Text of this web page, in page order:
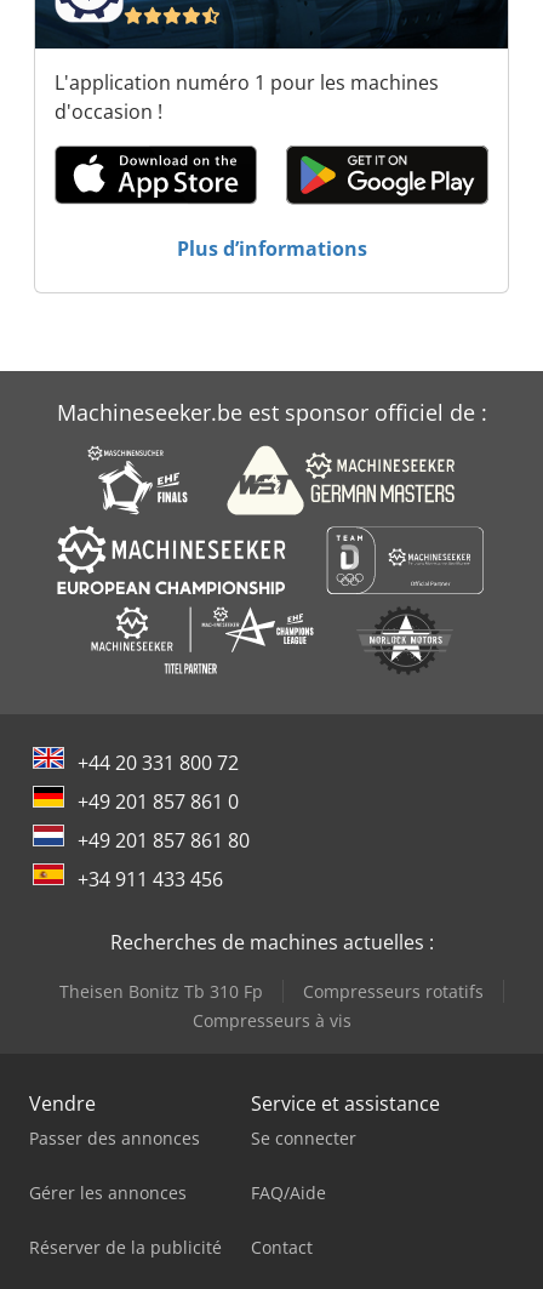
L'application numéro 1 pour les machines
d'occasion !
Plus d’informations
Machineseeker.be est sponsor officiel de :
+44 20 331 800 72
+49 201 857 861 0
+49 201 857 861 80
+34 911 433 456
Recherches de machines actuelles :
Theisen Bonitz Tb 310 Fp
Compresseurs rotatifs
Compresseurs à vis
Vendre
Passer des annonces
Gérer les annonces
Réserver de la publicité
Service et assistance
Se connecter
FAQ/Aide
Contact